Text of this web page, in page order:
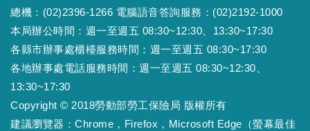
總機：(02)2396-1266 電腦語音答詢服務：(02)2192-1000
本局辦公時間：週一至週五 08:30~12:30、13:30~17:30
各縣市辦事處櫃檯服務時間：週一至週五 08:30~17:30
各地辦事處電話服務時間：週一至週五 08:30~12:30、
13:30~17:30
Copyright © 2018勞動部勞工保險局 版權所有
建議瀏覽器：Chrome，Firefox，Microsoft Edge（螢幕最佳